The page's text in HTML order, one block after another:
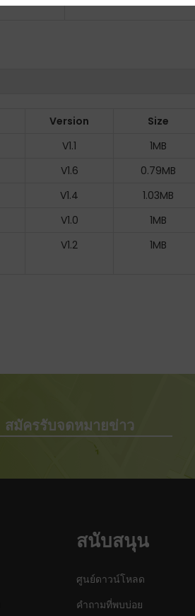
Version Size
V1.1 1MB
V1.6 0.79MB
V1.4 1.03MB
V1.0 1MB
V1.2 1MB
สมัครรับจดหมายข่าว
สนับสนุน
ศูนย์ดาวน์โหลด
คำถามที่พบบ่อย